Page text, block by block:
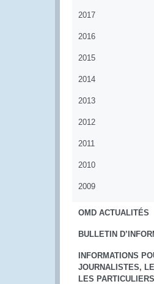
2017
2016
2015
2014
2013
2012
2011
2010
2009
OMD ACTUALITÉS
BULLETIN
INFORMATIONS
JOURNALISTES,
LES